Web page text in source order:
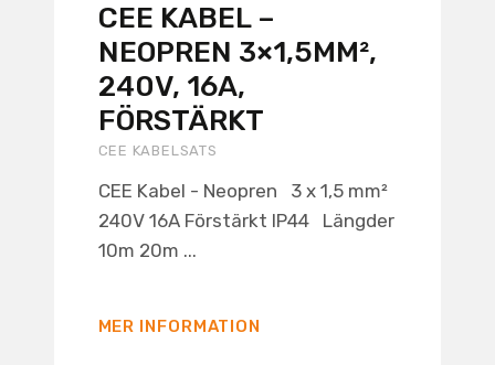
CEE KABEL –
NEOPREN 3×1,5MM²,
240V, 16A,
FÖRSTÄRKT
CEE KABELSATS
CEE Kabel - Neopren 3 x 1,5 mm²
240V 16A Förstärkt IP44 Längder
10m 20m ...
MER INFORMATION